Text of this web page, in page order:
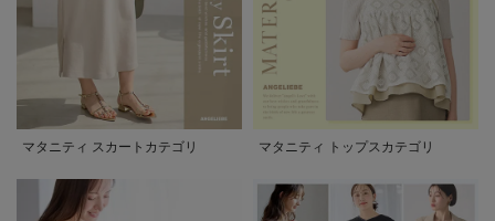
マタニティ スカートカテゴリ マタニティ トップスカテゴリ